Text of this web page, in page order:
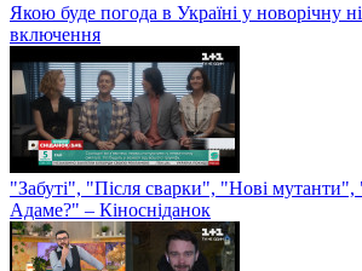
Якою буде погода в Україні у новорічну
включення
"Забуті", "Після сварки", "Нові мутанти",
Адаме?" – Кіносніданок